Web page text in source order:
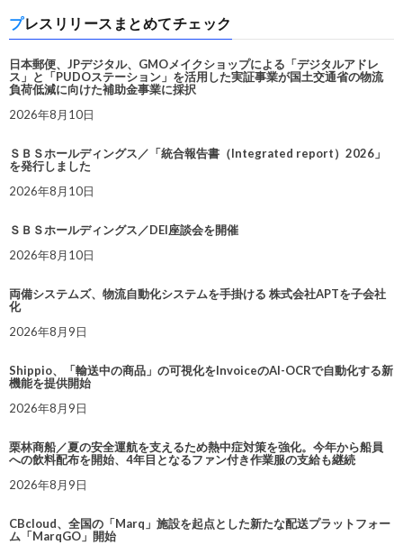
プレスリリースまとめてチェック
日本郵便、JPデジタル、GMOメイクショップによる「デジタルアドレ
ス」と「PUDOステーション」を活用した実証事業が国土交通省の物流
負荷低減に向けた補助金事業に採択
2026年8月10日
ＳＢＳホールディングス／「統合報告書（Integrated report）2026」
を発行しました
2026年8月10日
ＳＢＳホールディングス／DEI座談会を開催
2026年8月10日
両備システムズ、物流自動化システムを手掛ける 株式会社APTを子会社
化
2026年8月9日
Shippio、「輸送中の商品」の可視化をInvoiceのAI-OCRで自動化する新
機能を提供開始
2026年8月9日
栗林商船／夏の安全運航を支えるため熱中症対策を強化。今年から船員
への飲料配布を開始、4年目となるファン付き作業服の支給も継続
2026年8月9日
CBcloud、全国の「Marq」施設を起点とした新たな配送プラットフォー
ム「MarqGO」開始